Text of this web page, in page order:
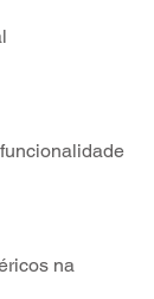
na